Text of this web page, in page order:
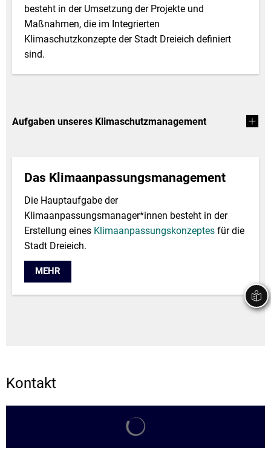
besteht in der Umsetzung der Projekte und
Maßnahmen, die im Integrierten
Klimaschutzkonzepte der Stadt Dreieich definiert
sind.
Aufgaben unseres Klimaschutzmanagement
Das Klimaanpassungsmanagement
Die Hauptaufgabe der
Klimaanpassungsmanager*innen besteht in der
Erstellung eines Klimaanpassungskonzeptes für die
Stadt Dreieich.
MEHR
Kontakt